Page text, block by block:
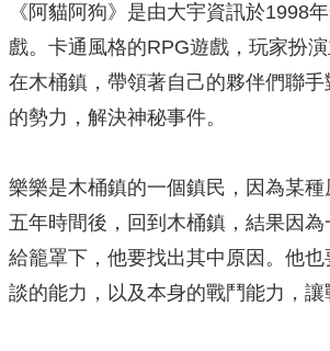
《阿貓阿狗》是由大宇資訊於1998
戲。卡通風格的RPG遊戲，玩家扮
在木桶鎮，帶領著自己的夥伴們聯
的勢力，解決神秘事件。
樂樂是木桶鎮的一個鎮民，因為某
五年時間後，回到木桶鎮，結果因
給籠罩下，他要找出其中原因。他
談的能力，以及本身的戰鬥能力，讓